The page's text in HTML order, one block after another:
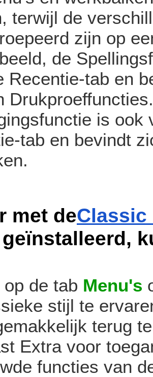
terwijl de
zijn op
de
Recentie-tab en
is ook
tab en bevindt
met deClassic
geïnstalleerd,
de tab Menu's
stijl te
terug
Extra voor
functies van